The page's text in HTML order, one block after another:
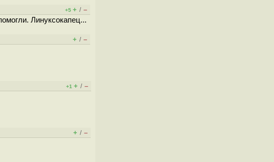
+5 + / –
Линуксокапец...
+ / –
+1 + / –
+ / –